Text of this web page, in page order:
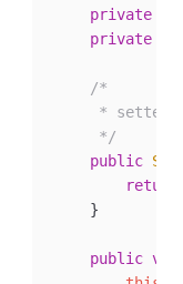
    private
    private
    /*
*
     */
    public
        return
    }
    public